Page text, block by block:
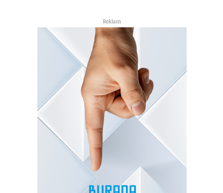
Reklam